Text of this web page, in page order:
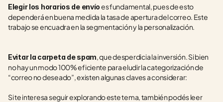
Elegir los horarios de envío es fundamental, pues de esto
dependerá en buena medida la tasa de apertura del correo. Este
trabajo se encuadra en la segmentación y la personalización.
Evitar la carpeta de spam, que desperdicia la inversión. Si bien
no hay un modo 100% eficiente para eludir la categorización de
“correo no deseado”, existen algunas claves a considerar:
Si te interesa seguir explorando este tema, también podés leer